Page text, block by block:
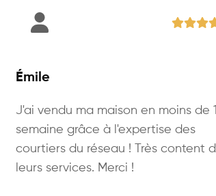
Émile
J'ai vendu ma maison en moins de 1
semaine grâce à l'expertise des
courtiers du réseau ! Très content
leurs services. Merci !